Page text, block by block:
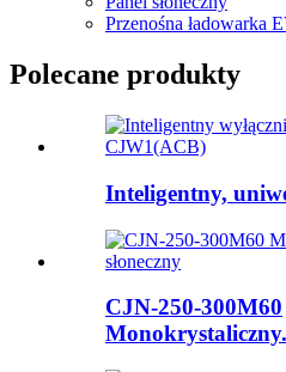
Przenośna ładowarka
Polecane produkty
Inteligentny,
CJN-250-300M60